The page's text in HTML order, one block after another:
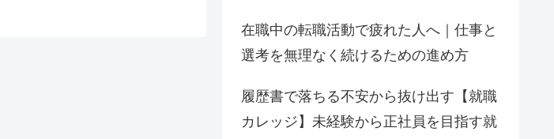
在職中の転職活動で疲れた人へ｜仕事と
選考を無理なく続けるための進め方
履歴書で落ちる不安から抜け出す【就職
カレッジ】未経験から正社員を目指す就